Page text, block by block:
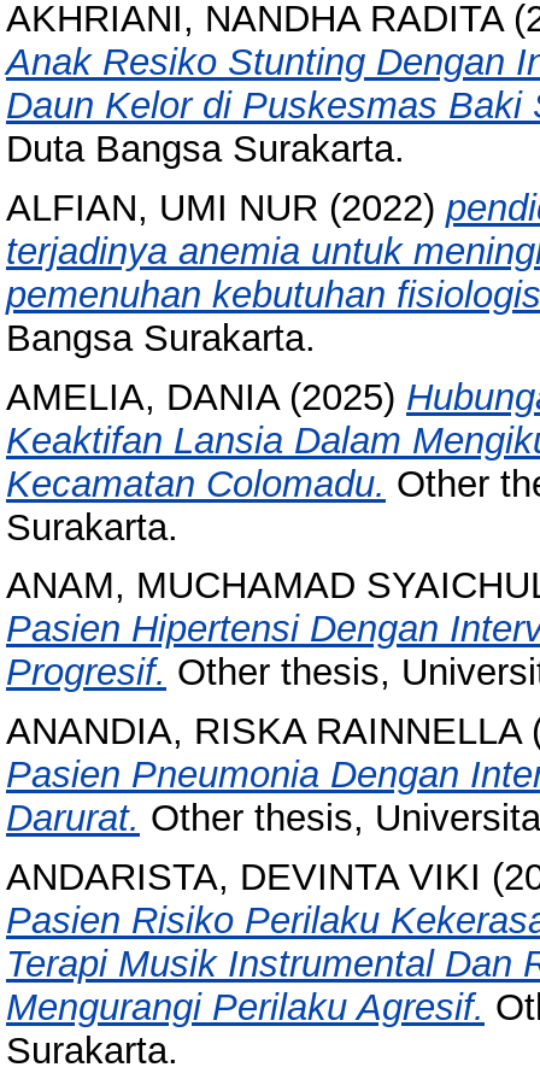
AKHRIANI, NANDHA RADITA
Anak Resiko Stunting Dengan
Daun Kelor di Puskesmas Baki
Duta Bangsa Surakarta.
ALFIAN, UMI NUR (2022)
terjadinya anemia untuk
pemenuhan kebutuhan
Bangsa Surakarta.
AMELIA, DANIA(2025)
Keaktifan Lansia Dalam
Kecamatan Colomadu. Other
Surakarta.
ANAM, MUCHAMAD
Pasien Hipertensi Dengan
Progresif. Other thesis,
ANANDIA, RISKA RAINNELLA
Pasien Pneumonia Dengan
Darurat. Other thesis,
ANDARISTA, DEVINTA VIKI
Pasien Risiko Perilaku
Terapi Musik Instrumental Dan
Mengurangi Perilaku Agresif.
Surakarta.